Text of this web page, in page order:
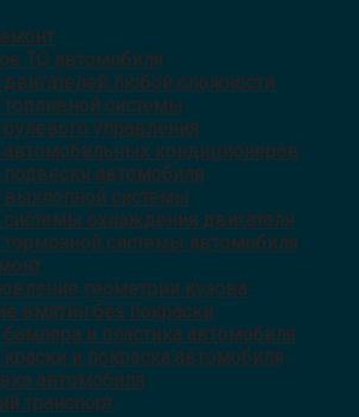
ТО автомобиля
любой сложности
системы
управления
автомобильных кондиционеров
автомобиля
выхлопной системы
охлаждения двигателя
тормозной системы автомобиля
геометрии кузова
вмятин без покраски
и пластика автомобиля
и покраска автомобиля
автомобиля
транспорт